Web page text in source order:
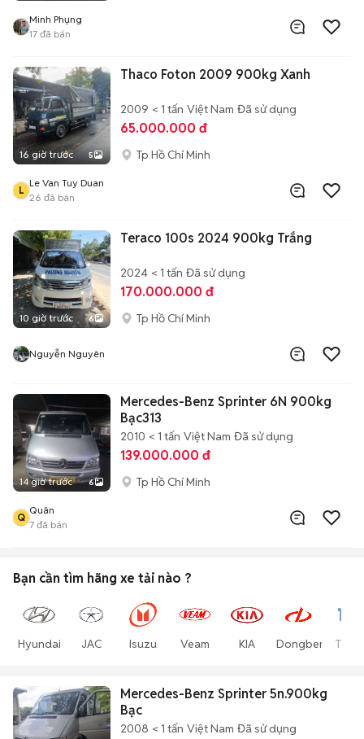
Minh Phụng
17 đã bán
16 giờ trước 5
Thaco Foton 2009 900kg Xanh
2009 < 1 tấn Việt Nam Đã sử dụng
65.000.000 đ
Tp Hồ Chí Minh
L
Le Van Tuy Duan
26 đã bán
10 giờ trước 6
Teraco 100s 2024 900kg Trắng
2024 < 1 tấn Đã sử dụng
170.000.000 đ
Tp Hồ Chí Minh
Nguyễn Nguyên
14 giờ trước 6
Mercedes-Benz Sprinter 6N 900kg
Bạc313
2010 < 1 tấn Việt Nam Đã sử dụng
139.000.000 đ
Tp Hồ Chí Minh
Q
Quân
7 đã bán
Bạn cần tìm hãng xe tải nào ?
Hyundai JAC Isuzu Veam KIA Dongben
Mercedes-Benz Sprinter 5n.900kg
Bạc
2008 < 1 tấn Việt Nam Đã sử dụng